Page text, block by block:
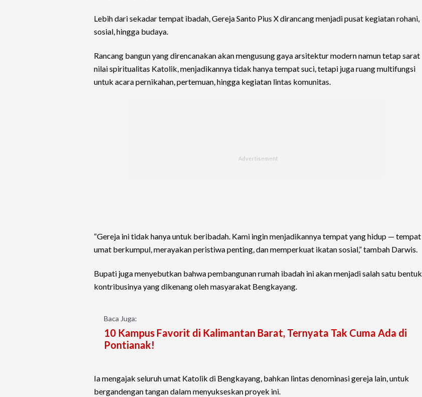
Lebih dari sekadar tempat ibadah, Gereja Santo Pius X dirancang menjadi pusat kegiatan rohani,
sosial, hingga budaya.
Rancang bangun yang direncanakan akan mengusung gaya arsitektur modern namun tetap sarat
nilai spiritualitas Katolik, menjadikannya tidak hanya tempat suci, tetapi juga ruang multifungsi
untuk acara pernikahan, pertemuan, hingga kegiatan lintas komunitas.
“Gereja ini tidak hanya untuk beribadah. Kami ingin menjadikannya tempat yang hidup — tempat
umat berkumpul, merayakan peristiwa penting, dan memperkuat ikatan sosial,” tambah Darwis.
Bupati juga menyebutkan bahwa pembangunan rumah ibadah ini akan menjadi salah satu bentuk
kontribusinya yang dikenang oleh masyarakat Bengkayang.
Baca Juga:
10 Kampus Favorit di Kalimantan Barat, Ternyata Tak Cuma Ada di
Pontianak!
Ia mengajak seluruh umat Katolik di Bengkayang, bahkan lintas denominasi gereja lain, untuk
bergandengan tangan dalam menyukseskan proyek ini.